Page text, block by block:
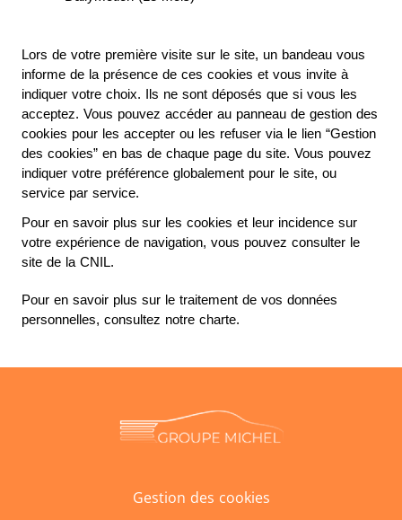
Lors de votre première visite sur le site, un bandeau vous
informe de la présence de ces cookies et vous invite à
indiquer votre choix. Ils ne sont déposés que si vous les
acceptez. Vous pouvez accéder au panneau de gestion des
cookies pour les accepter ou les refuser via le lien “Gestion
des cookies” en bas de chaque page du site. Vous pouvez
indiquer votre préférence globalement pour le site, ou
service par service.
Pour en savoir plus sur les cookies et leur incidence sur
votre expérience de navigation, vous pouvez consulter le
site de la CNIL.
Pour en savoir plus sur le traitement de vos données
personnelles, consultez notre charte.
Gestion des cookies